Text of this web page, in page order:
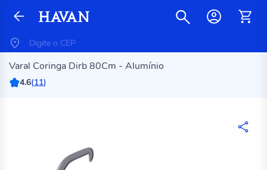
Varal Coringa Dirb 80Cm - Alumínio
4.6(11)